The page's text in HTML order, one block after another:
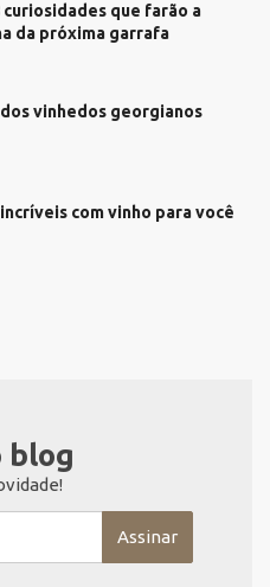
curiosidades que farão a
da próxima garrafa
vinhedos georgianos
com vinho para você
blog
Assinar